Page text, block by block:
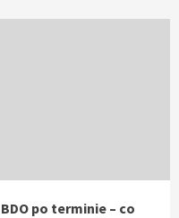
BDO po terminie – co